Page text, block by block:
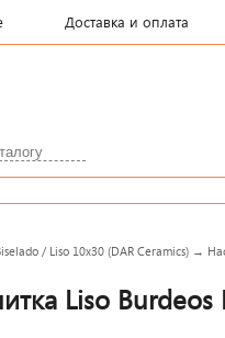
Доставка и оплата
/ Liso 10x30 (DAR Ceramics) →
Liso